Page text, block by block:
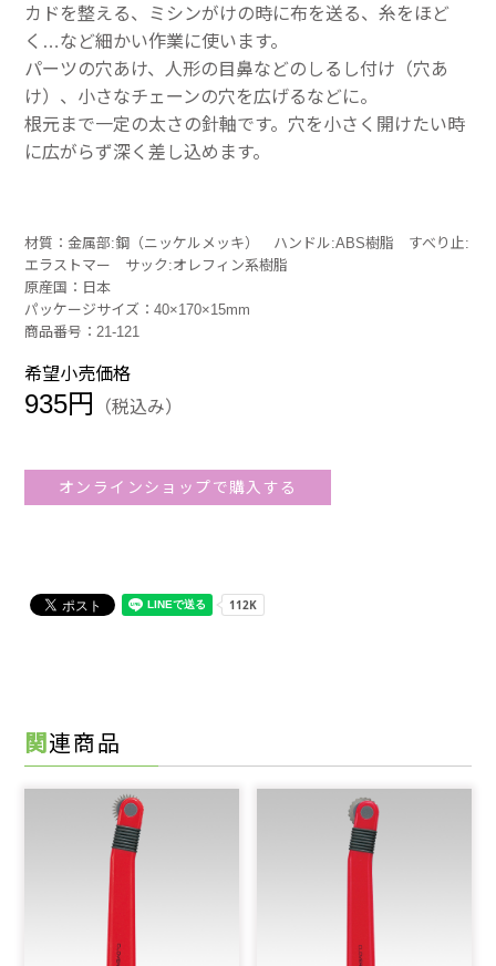
カドを整える、ミシンがけの時に布を送る、糸をほど
く…など細かい作業に使います。
パーツの穴あけ、人形の目鼻などのしるし付け（穴あ
け）、小さなチェーンの穴を広げるなどに。
根元まで一定の太さの針軸です。穴を小さく開けたい時
に広がらず深く差し込めます。
材質：金属部:鋼（ニッケルメッキ） ハンドル:ABS樹脂 すべり止:
エラストマー サック:オレフィン系樹脂
原産国：日本
パッケージサイズ：40×170×15mm
商品番号：21-121
希望小売価格
935円 （税込み）
オンラインショップで購入する
関連商品